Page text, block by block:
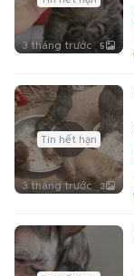
3 tháng trước 5
Tin hết hạn
3 tháng trước 3